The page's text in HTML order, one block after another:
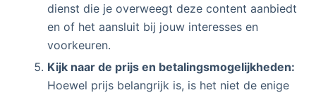
dienst die je overweegt deze content aanbiedt
en of het aansluit bij jouw interesses en
voorkeuren.
Kijk naar de prijs en betalingsmogelijkheden:
Hoewel prijs belangrijk is, is het niet de enige